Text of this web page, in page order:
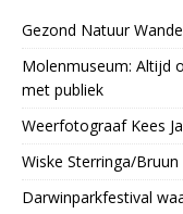
Gezond Natuur
Molenmuseum: Altijd
met publiek
Weerfotograaf Kees
Wiske Sterringa/
Darwinparkfestival